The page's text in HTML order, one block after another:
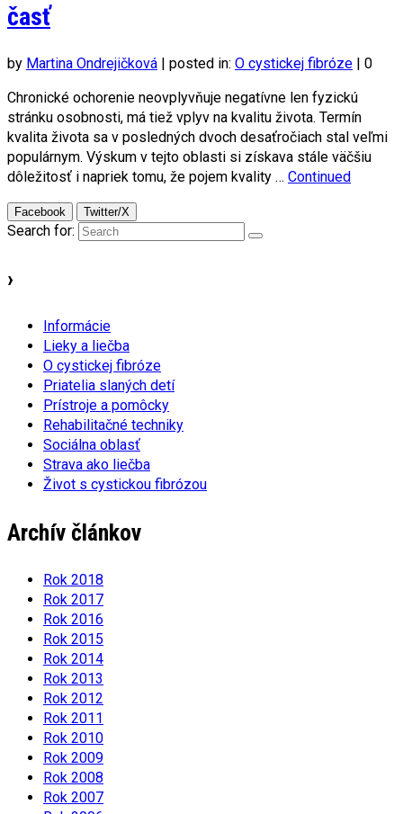
časť
by Martina Ondrejičková | posted in: O cystickej fibróze | 0
Chronické ochorenie neovplyvňuje negatívne len fyzickú
stránku osobnosti, má tiež vplyv na kvalitu života. Termín
kvalita života sa v posledných dvoch desaťročiach stal veľmi
populárnym. Výskum v tejto oblasti si získava stále väčšiu
dôležitosť i napriek tomu, že pojem kvality … Continued
Facebook Twitter/X
Search for:
›
Informácie
Lieky a liečba
O cystickej fibróze
Priatelia slaných detí
Prístroje a pomôcky
Rehabilitačné techniky
Sociálna oblasť
Strava ako liečba
Život s cystickou fibrózou
Archív článkov
Rok 2018
Rok 2017
Rok 2016
Rok 2015
Rok 2014
Rok 2013
Rok 2012
Rok 2011
Rok 2010
Rok 2009
Rok 2008
Rok 2007